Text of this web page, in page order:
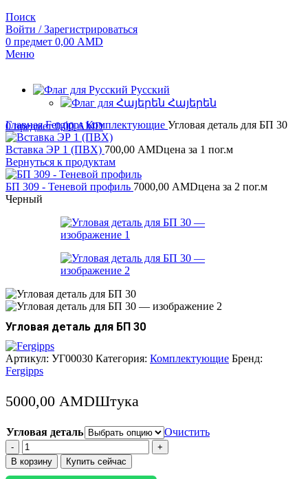
Поиск
Войти / Зарегистрироваться
0 предмет 0,00 AMD
Меню
Русский
Հայերեն
0предмет 0,00AMD
ГлавнаяFergippsКомплектующие Угловая деталь для БП 30
Вставка ЭР 1 (ПВХ) 700,00 AMDцена за 1 пог.м
Вернуться к продуктам
БП 309 - Теневой профиль 7000,00 AMDцена за 2 пог.м
Черный
Угловая деталь для БП 30
Артикул: УГ00030 Категория: Комплектующие Бренд:
Fergipps
5000,00 AMDШтука
Угловая деталь
Очистить
Количество
товара
Угловая
В корзину Купить сейчас